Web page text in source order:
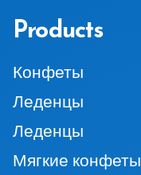
Products
Конфеты
Леденцы
Леденцы
Мягкие конфеты